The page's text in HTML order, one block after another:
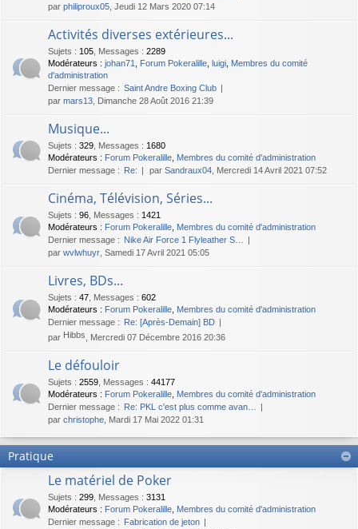
par philiproux05 , Jeudi 12 Mars 2020 07:14
Activités diverses extérieures...
Sujets : 105 Messages : 2289
Modérateurs : johan71 Forum Pokeralille luigi Membres du comité
d'administration
Dernier message : Saint Andre Boxing Club
par mars13 , Dimanche 28 Août 2016 21:39
Musique...
Sujets : 329 Messages : 1680
Modérateurs : Forum Pokeralille Membres du comité d'administration
Dernier message : Re: par Sandraux04 , Mercredi 14 Avril 2021 07:52
Cinéma, Télévision, Séries...
Sujets : 96 Messages : 1421
Modérateurs : Forum Pokeralille Membres du comité d'administration
Dernier message : Nike Air Force 1 Flyleather S…
par wvlwhuyr , Samedi 17 Avril 2021 05:05
Livres, BDs...
Sujets : 47 Messages : 602
Modérateurs : Forum Pokeralille Membres du comité d'administration
Dernier message : Re: [Après-Demain] BD
par Hibbs , Mercredi 07 Décembre 2016 20:36
Le défouloir
Sujets : 2559 Messages : 44177
Modérateurs : Forum Pokeralille Membres du comité d'administration
Dernier message : Re: PKL c'est plus comme avan…
par christophe , Mardi 17 Mai 2022 01:31
Pratique
Le matériel de Poker
Sujets : 299 Messages : 3131
Modérateurs : Forum Pokeralille Membres du comité d'administration
Dernier message : Fabrication de jeton